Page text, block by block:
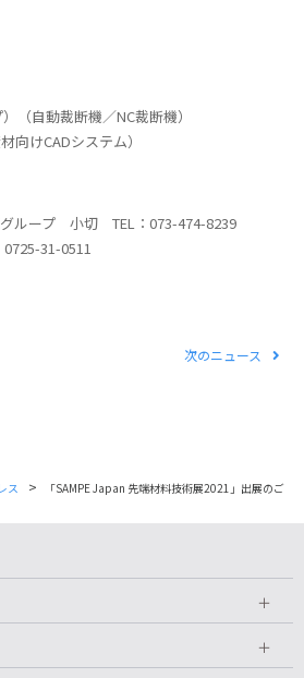
（自動裁断機／NC裁断機）
向けCADシステム）
グループ 小切 TEL：073-474-8239
31-0511
次のニュース
ス >
「SAMPE Japan 先端材料技術展2021」出展のご
＋
＋